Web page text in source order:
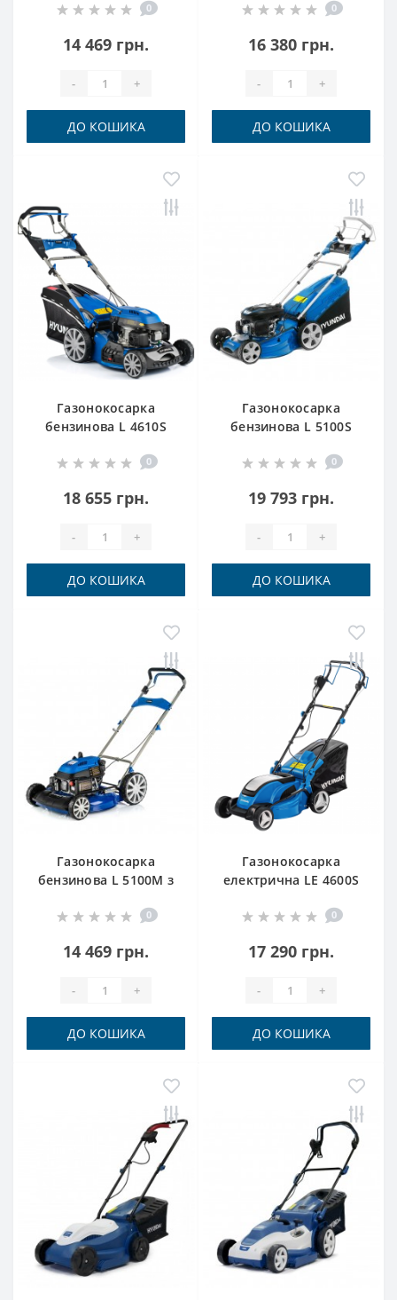
0
14 469 грн.
- +
ДО КОШИКА
0
16 380 грн.
- +
ДО КОШИКА
Газонокосарка
бензинова L 4610S
0
18 655 грн.
- +
ДО КОШИКА
Газонокосарка
бензинова L 5100S
0
19 793 грн.
- +
ДО КОШИКА
Газонокосарка
бензинова L 5100M з
мульчування Hyundai
0
14 469 грн.
- +
ДО КОШИКА
Газонокосарка
електрична LE 4600S
0
17 290 грн.
- +
ДО КОШИКА